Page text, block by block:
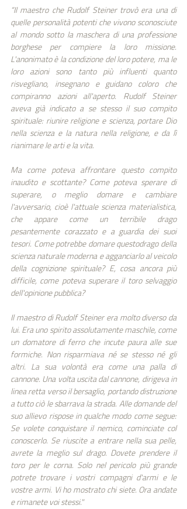
“Il maestro che Rudolf Steiner trovò era una di
quelle personalità potenti che vivono sconosciute
al mondo sotto la maschera di una professione
borghese per compiere la loro missione.
L'anonimato è la condizione del loro potere, ma le
loro azioni sono tanto più influenti quanto
risvegliano, insegnano e guidano coloro che
compiranno azioni all'aperto. Rudolf Steiner
aveva già indicato a se stesso il suo compito
spirituale: riunire religione e scienza, portare Dio
nella scienza e la natura nella religione, e da lì
rianimare le arti e la vita.
Ma come poteva affrontare questo compito
inaudito e scottante? Come poteva sperare di
superare, o meglio domare e cambiare
l'avversario, cioè l'attuale scienza materialistica,
che appare come un terribile drago
pesantemente corazzato e a guardia dei suoi
tesori. Come potrebbe domare questodrago della
scienza naturale moderna e agganciarlo al veicolo
della cognizione spirituale? E, cosa ancora più
difficile, come poteva superare il toro selvaggio
dell'opinione pubblica?
Il maestro di Rudolf Steiner era molto diverso da
lui. Era uno spirito assolutamente maschile, come
un domatore di ferro che incute paura alle sue
formiche. Non risparmiava né se stesso né gli
altri. La sua volontà era come una palla di
cannone. Una volta uscita dal cannone, dirigeva in
linea retta verso il bersaglio, portando distruzione
a tutto ciò le sbarrava la strada. Alle domande del
suo allievo rispose in qualche modo come segue:
Se volete conquistare il nemico, cominciate col
conoscerlo. Se riuscite a entrare nella sua pelle,
avrete la meglio sul drago. Dovete prendere il
toro per le corna. Solo nel pericolo più grande
potrete trovare i vostri compagni d'armi e le
vostre armi. Vi ho mostrato chi siete. Ora andate
e rimanete voi stessi."